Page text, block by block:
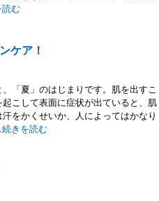
読む
ケア！
「夏」のはじまりです。肌を出すこ
こして表面に症状が出ていると、肌
をかくせいか、人によってはかなり
続きを読む